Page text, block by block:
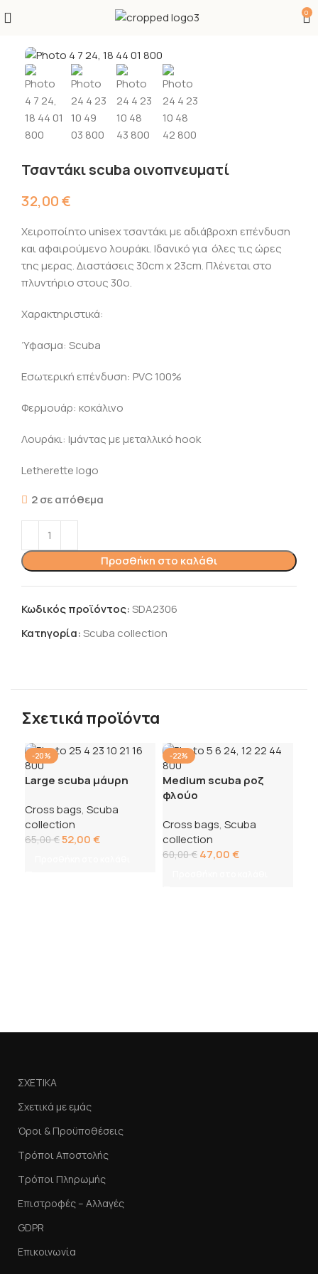
0
Τσαντάκι scuba οινοπνευματί
32,00€
Χειροποίητο unisex τσαντάκι με αδιάβροχη επένδυση
και αφαιρούμενο λουράκι. Ιδανικό για όλες τις ώρες
της μερας. Διαστάσεις 30cm x 23cm. Πλένεται στο
πλυντήριο στους 30ο.
Χαρακτηριστικά:
Ύφασμα: Scuba
Εσωτερική επένδυση: PVC 100%
Φερμουάρ: κοκάλινο
Λουράκι: Ιμάντας με μεταλλικό hook
Letherette logo
2 σε απόθεμα
Προσθήκη στο καλάθι
Κωδικός προϊόντος:SDA2306
Κατηγορία:Scuba collection
Σχετικά προϊόντα
-20%
Large scuba μάυρη
Cross bags, Scuba
collection
65,00€52,00€
-22%
Medium scuba ροζ
φλούο
Cross bags, Scuba
collection
60,00€ 47,00€
ΣΧΕΤΙΚΑ
Σχετικά με εμάς
Όροι & Προϋποθέσεις
Τρόποι Αποστολής
Τρόποι Πληρωμής
Επιστροφές – Αλλαγές
GDPR
Επικοινωνία